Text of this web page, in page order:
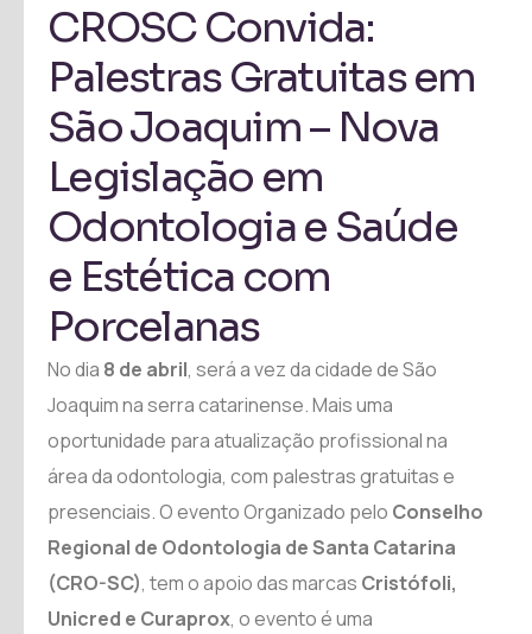
CROSC Convida:
Palestras Gratuitas em
São Joaquim – Nova
Legislação em
Odontologia e Saúde
e Estética com
Porcelanas
No dia 8 de abril, será a vez da cidade de São
Joaquim na serra catarinense. Mais uma
oportunidade para atualização profissional na
área da odontologia, com palestras gratuitas e
presenciais. O evento Organizado pelo Conselho
Regional de Odontologia de Santa Catarina
(CRO-SC), tem o apoio das marcas Cristófoli,
Unicred e Curaprox, o evento é uma